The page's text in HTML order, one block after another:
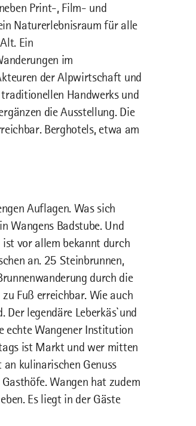
Print-, Film- und
Naturerlebnisraum für alle
Ein
im
der Alpwirtschaft und
Handwerks und
die Ausstellung. Die
Berghotels, etwa am
Auflagen. Was sich
Wangens Badstube. Und
ist vor allem bekannt durch
an. 25 Steinbrunnen,
durch die
Fuß erreichbar. Wie auch
legendäre Leberkäs`und
echte Wangener Institution
ist Markt und wer mitten
kulinarischen Genuss
Wangen hat zudem
Es liegt in der Gäste